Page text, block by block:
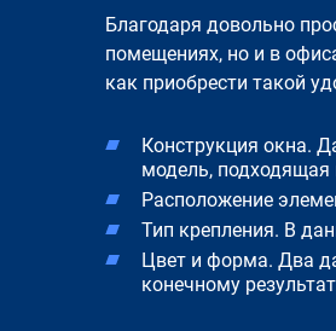
Благодаря довольно
помещениях, но и в
как приобрести такой
Конструкция окна.
модель, подходящая
Расположение
Тип крепления. В
Цвет и форма. Два
конечному